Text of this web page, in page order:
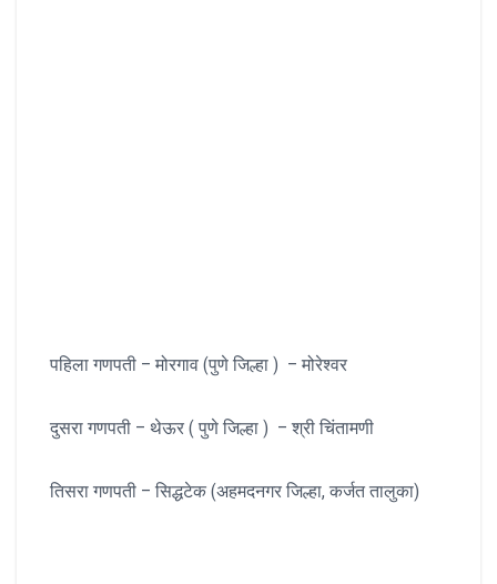
पहिला गणपती – मोरगाव (पुणे जिल्हा ) – मोरेश्वर
दुसरा गणपती – थेऊर ( पुणे जिल्हा ) – श्री चिंतामणी
तिसरा गणपती – सिद्धटेक (अहमदनगर जिल्हा, कर्जत तालुका)